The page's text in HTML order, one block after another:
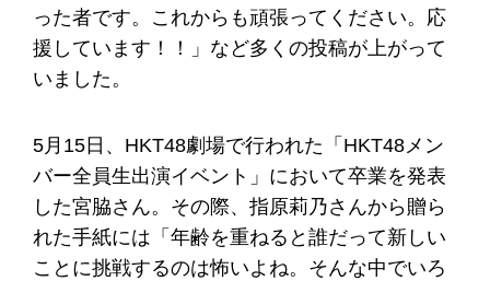
った者です。これからも頑張ってください。応
援しています！！」など多くの投稿が上がって
いました。
5月15日、HKT48劇場で行われた「HKT48メン
バー全員生出演イベント」において卒業を発表
した宮脇さん。その際、指原莉乃さんから贈ら
れた手紙には「年齢を重ねると誰だって新しい
ことに挑戦するのは怖いよね。そんな中でいろ